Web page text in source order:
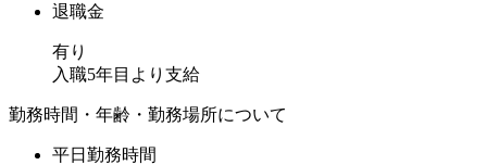
退職金
有り
入職5年目より支給
勤務時間・年齢・勤務場所について
平日勤務時間